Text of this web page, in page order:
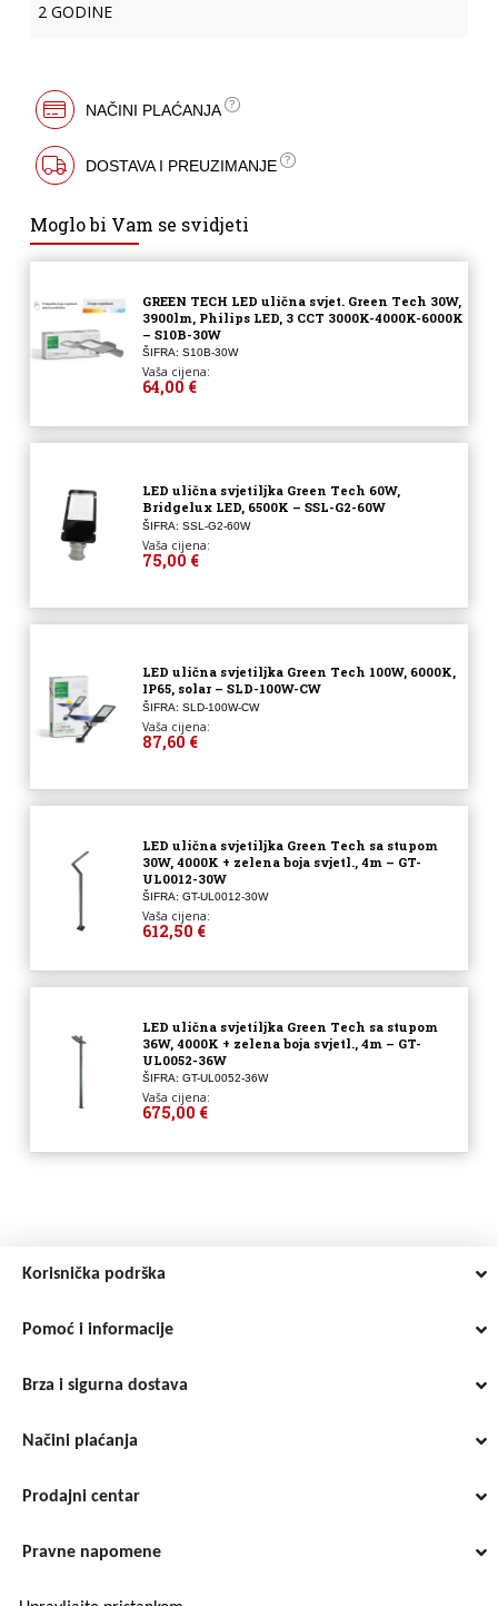
2 GODINE
NAČINI PLAĆANJA
DOSTAVA I PREUZIMANJE
Moglo bi Vam se svidjeti
GREEN TECH LED ulična svjet. Green Tech 30W,
3900lm, Philips LED, 3 CCT 3000K-4000K-6000K
– S10B-30W
ŠIFRA: S10B-30W
Vaša cijena:
64,00 €
LED ulična svjetiljka Green Tech 60W,
Bridgelux LED, 6500K – SSL-G2-60W
ŠIFRA: SSL-G2-60W
Vaša cijena:
75,00 €
LED ulična svjetiljka Green Tech 100W, 6000K,
IP65, solar – SLD-100W-CW
ŠIFRA: SLD-100W-CW
Vaša cijena:
87,60 €
LED ulična svjetiljka Green Tech sa stupom
30W, 4000K + zelena boja svjetl., 4m – GT-
UL0012-30W
ŠIFRA: GT-UL0012-30W
Vaša cijena:
612,50 €
LED ulična svjetiljka Green Tech sa stupom
36W, 4000K + zelena boja svjetl., 4m – GT-
UL0052-36W
ŠIFRA: GT-UL0052-36W
Vaša cijena:
675,00 €
Korisnička podrška
Pomoć i informacije
Brza i sigurna dostava
Načini plaćanja
Prodajni centar
Pravne napomene